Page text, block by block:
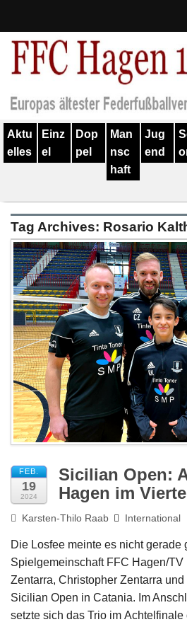
Termine
Verein
Geschichte
Training
Spieler
Kontakt
Links
Impressum
Aktu
elles
Einz
el
Dop
pel
Man
nsc
haft
Jug
end
Tag Archives: Rosario
FEB.
19
2024
Sicilian Open:
Hagen im
Karsten-Thilo Raab International
Die Losfee meinte es nicht gerade
Spielgemeinschaft FFC Hagen/TV
Zentarra, Christopher Zentarra
Sicilian Open in Catania. Im
setzte sich das Trio im Achtelfinale